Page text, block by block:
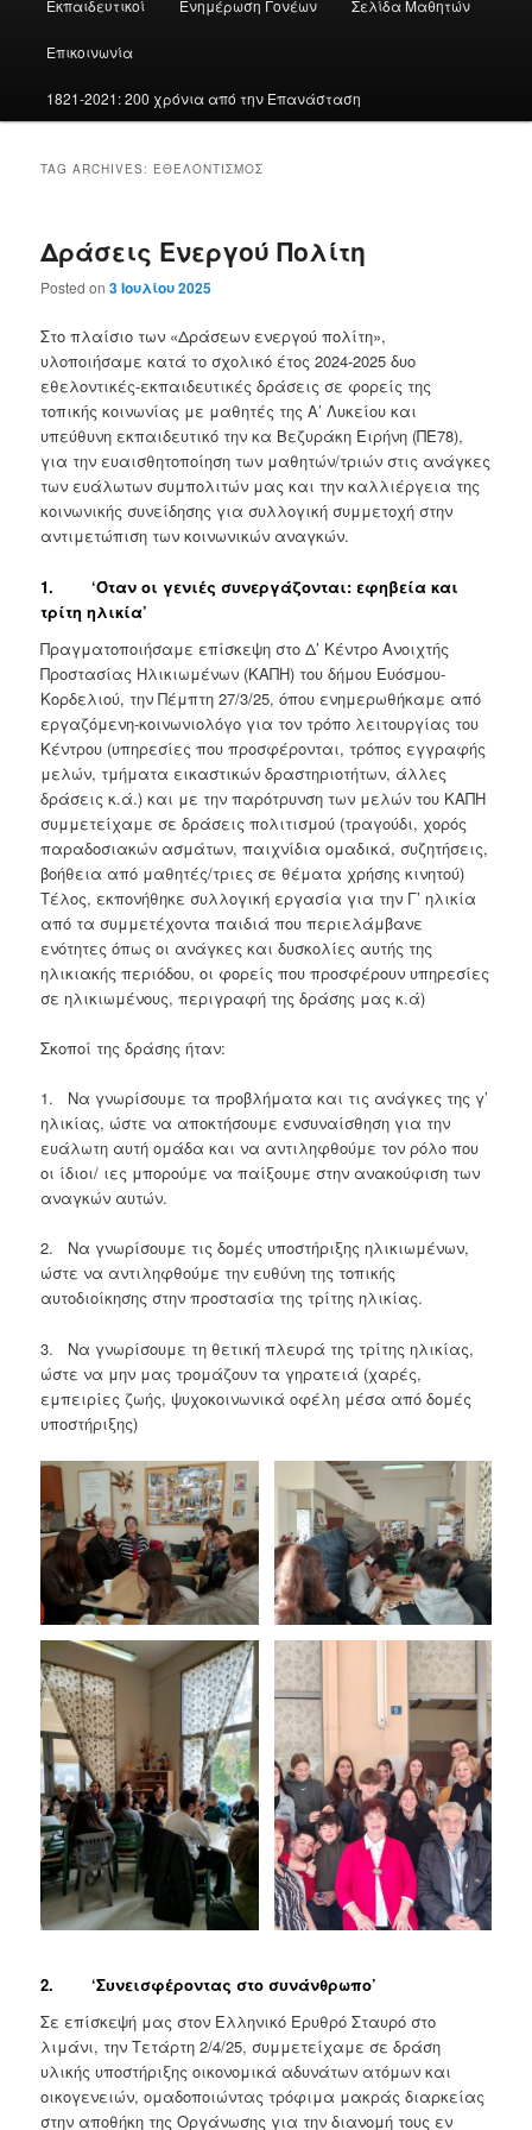
Εκπαιδευτικοί Ενημέρωση Γονέων Σελίδα Μαθητών
Επικοινωνία
1821-2021: 200 χρόνια από την Επανάσταση
TAG ARCHIVES: ΕΘΕΛΟΝΤΙΣΜΌΣ
Δράσεις Ενεργού Πολίτη
Posted on3 Ιουλίου 2025
Στο πλαίσιο των «Δράσεων ενεργού πολίτη»,
υλοποιήσαμε κατά το σχολικό έτος 2024-2025 δυο
εθελοντικές-εκπαιδευτικές δράσεις σε φορείς της
τοπικής κοινωνίας με μαθητές της Α’ Λυκείου και
υπεύθυνη εκπαιδευτικό την κα Βεζυράκη Ειρήνη (ΠΕ78),
για την ευαισθητοποίηση των μαθητών/τριών στις ανάγκες
των ευάλωτων συμπολιτών μας και την καλλιέργεια της
κοινωνικής συνείδησης για συλλογική συμμετοχή στην
αντιμετώπιση των κοινωνικών αναγκών.
1. ‘Όταν οι γενιές συνεργάζονται: εφηβεία και
τρίτη ηλικία’
Πραγματοποιήσαμε επίσκεψη στο Δ’ Κέντρο Ανοιχτής
Προστασίας Ηλικιωμένων (ΚΑΠΗ) του δήμου Ευόσμου-
Κορδελιού, την Πέμπτη 27/3/25, όπου ενημερωθήκαμε από
εργαζόμενη-κοινωνιολόγο για τον τρόπο λειτουργίας του
Κέντρου (υπηρεσίες που προσφέρονται, τρόπος εγγραφής
μελών, τμήματα εικαστικών δραστηριοτήτων, άλλες
δράσεις κ.ά.) και με την παρότρυνση των μελών του ΚΑΠΗ
συμμετείχαμε σε δράσεις πολιτισμού (τραγούδι, χορός
παραδοσιακών ασμάτων, παιχνίδια ομαδικά, συζητήσεις,
βοήθεια από μαθητές/τριες σε θέματα χρήσης κινητού)
Τέλος, εκπονήθηκε συλλογική εργασία για την Γ’ ηλικία
από τα συμμετέχοντα παιδιά που περιελάμβανε
ενότητες όπως οι ανάγκες και δυσκολίες αυτής της
ηλικιακής περιόδου, οι φορείς που προσφέρουν υπηρεσίες
σε ηλικιωμένους, περιγραφή της δράσης μας κ.ά)
Σκοποί της δράσης ήταν:
1. Να γνωρίσουμε τα προβλήματα και τις ανάγκες της γ’
ηλικίας, ώστε να αποκτήσουμε ενσυναίσθηση για την
ευάλωτη αυτή ομάδα και να αντιληφθούμε τον ρόλο που
οι ίδιοι/ ιες μπορούμε να παίξουμε στην ανακούφιση των
αναγκών αυτών.
2. Να γνωρίσουμε τις δομές υποστήριξης ηλικιωμένων,
ώστε να αντιληφθούμε την ευθύνη της τοπικής
αυτοδιοίκησης στην προστασία της τρίτης ηλικίας.
3. Να γνωρίσουμε τη θετική πλευρά της τρίτης ηλικίας,
ώστε να μην μας τρομάζουν τα γηρατειά (χαρές,
εμπειρίες ζωής, ψυχοκοινωνικά οφέλη μέσα από δομές
υποστήριξης)
2. ‘Συνεισφέροντας στο συνάνθρωπο’
Σε επίσκεψή μας στον Ελληνικό Ερυθρό Σταυρό στο
λιμάνι, την Τετάρτη 2/4/25, συμμετείχαμε σε δράση
υλικής υποστήριξης οικονομικά αδυνάτων ατόμων και
οικογενειών, ομαδοποιώντας τρόφιμα μακράς διαρκείας
στην αποθήκη της Οργάνωσης για την διανομή τους εν